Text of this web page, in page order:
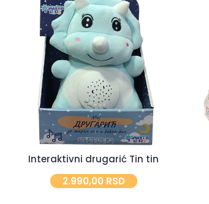
Interaktivni drugarić Tin tin
2.990,00 RSD